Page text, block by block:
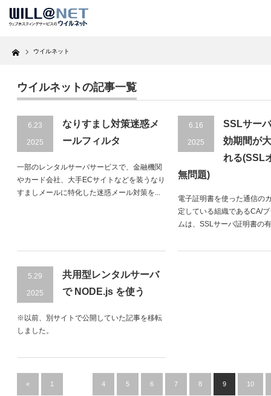
Home ウイルネット
ウイルネットの記事一覧
6.23
2025
なりすまし対策迷惑メ
ールフィルタ
一部のレンタルサーバサービスで、金融機関
やカード会社、大手ECサイトなどを装うなり
すましメールに特化した迷惑メール対策を...
6.16
2025
SSLサー
効期間が
れる(SSL
無問題)
電子証明書を使った通信の
定している組織であるCA/
ムは、SSLサーバ証明書の
5.29
2025
共用型レンタルサーバ
で NODE.js を使う
※以前、別サイトで公開していた記事を移転
しました。
« 1 4 5 6 7 8 9 10